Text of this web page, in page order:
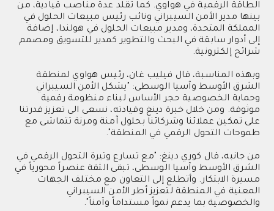
الطاقة الرقمية في هواوي. كما تقلد عدة مناصب قيادية، من
بينها مدير الأمن السيبراني ونائب رئيس مبيعات الحلول في
المملكة المتحدة، ومدير مبيعات الحلول في هولندا، إضافة
إلى أدوار سابقة في البحث والتطوير كمدير للتسويق ومصمم
شرائح إلكترونية.
وبهذه المناسبة، قال فيليب غان، رئيس هواوي لمنطقة
الشرق الأوسط وآسيا الوسطى: "يشكل الأمن السيبراني
وحماية الخصوصية حجر الأساس لبناء منظومة رقمية
موثوقة. ومن خلال خبرة دينغ وقيادته، نسعى الى تعزيز قدرتنا
على تمكين عملائنا وشركائنا بحلول آمنة ومرنة تتماشى مع
طموحات التحول الرقمي في المنطقة".
من جانبه، قال كوري دينغ: "مع تسارع وتيرة التحول الرقمي في
الشرق الأوسط وآسيا الوسطى، تبقى الثقة عنصراً محورياً في
مسيرة الابتكار. وأتطلع إلى التعاون مع مختلف الجهات
المعنية في المنطقة لتعزيز أطر الأمن السيبراني
والخصوصية بما يدعم نمواً مستداماً وآمناً".